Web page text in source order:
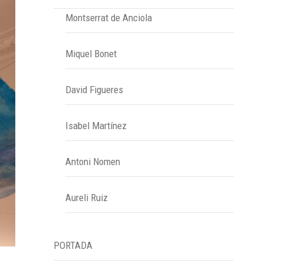
Montserrat de Anciola
Miquel Bonet
David Figueres
Isabel Martínez
Antoni Nomen
Aureli Ruiz
PORTADA